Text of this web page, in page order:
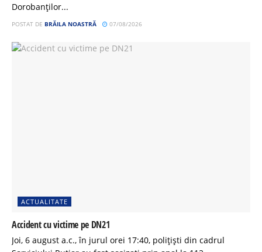
Dorobanților...
POSTAT DE BRĂILA NOASTRĂ 07/08/2026
ACTUALITATE
Accident cu victime pe DN21
Joi, 6 august a.c., în jurul orei 17:40, polițiști din cadrul